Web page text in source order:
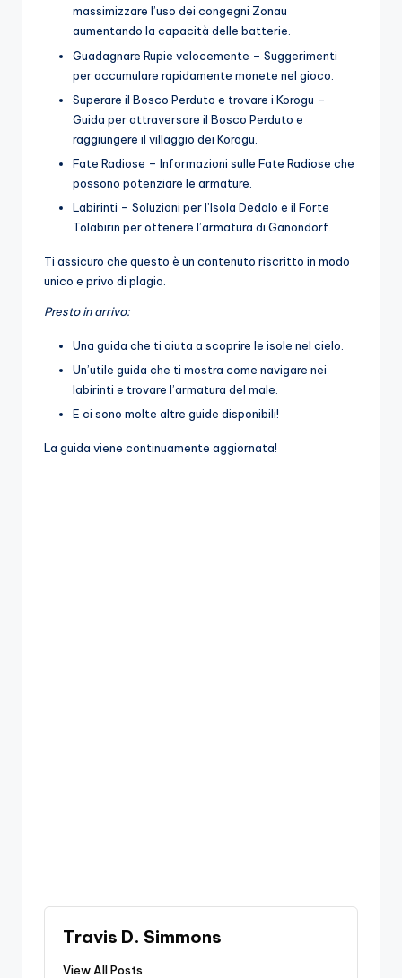
massimizzare l’uso dei congegni Zonau
aumentando la capacità delle batterie.
Guadagnare Rupie velocemente – Suggerimenti
per accumulare rapidamente monete nel gioco.
Superare il Bosco Perduto e trovare i Korogu –
Guida per attraversare il Bosco Perduto e
raggiungere il villaggio dei Korogu.
Fate Radiose – Informazioni sulle Fate Radiose che
possono potenziare le armature.
Labirinti – Soluzioni per l’Isola Dedalo e il Forte
Tolabirin per ottenere l’armatura di Ganondorf.
Ti assicuro che questo è un contenuto riscritto in modo
unico e privo di plagio.
Presto in arrivo:
Una guida che ti aiuta a scoprire le isole nel cielo.
Un’utile guida che ti mostra come navigare nei
labirinti e trovare l’armatura del male.
E ci sono molte altre guide disponibili!
La guida viene continuamente aggiornata!
Travis D. Simmons
View All Posts